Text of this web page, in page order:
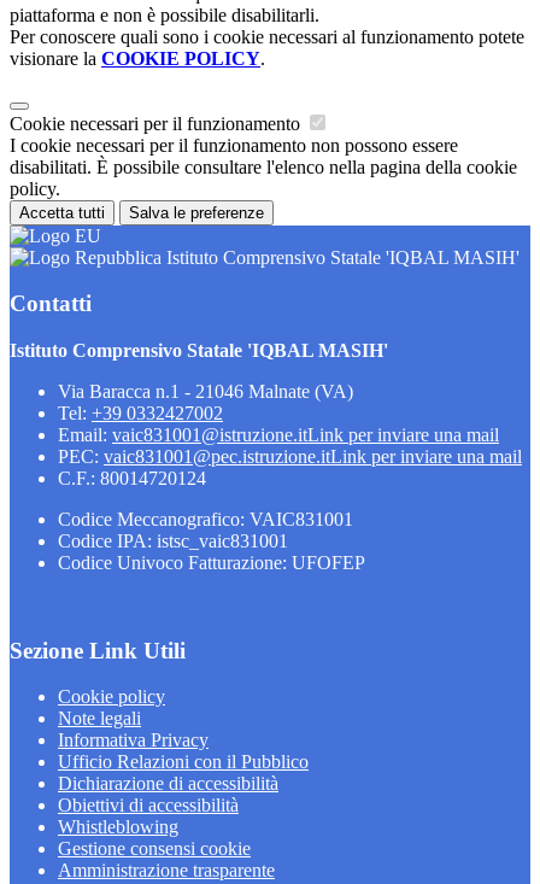
piattaforma e non è possibile disabilitarli.
Per conoscere quali sono i cookie necessari al funzionamento potete
visionare la COOKIE POLICY.
Cookie necessari per il funzionamento
I cookie necessari per il funzionamento non possono essere
disabilitati. È possibile consultare l'elenco nella pagina della cookie
policy.
Accetta tutti Salva le preferenze
Istituto Comprensivo Statale 'IQBAL MASIH'
Contatti
Istituto Comprensivo Statale 'IQBAL MASIH'
Via Baracca n.1 - 21046 Malnate (VA)
Tel: +39 0332427002
Email: vaic831001@istruzione.itLink per inviare una mail
PEC: vaic831001@pec.istruzione.itLink per inviare una mail
C.F.: 80014720124
Codice Meccanografico: VAIC831001
Codice IPA: istsc_vaic831001
Codice Univoco Fatturazione: UFOFEP
Sezione Link Utili
Cookie policy
Note legali
Informativa Privacy
Ufficio Relazioni con il Pubblico
Dichiarazione di accessibilità
Obiettivi di accessibilità
Whistleblowing
Gestione consensi cookie
Amministrazione trasparente